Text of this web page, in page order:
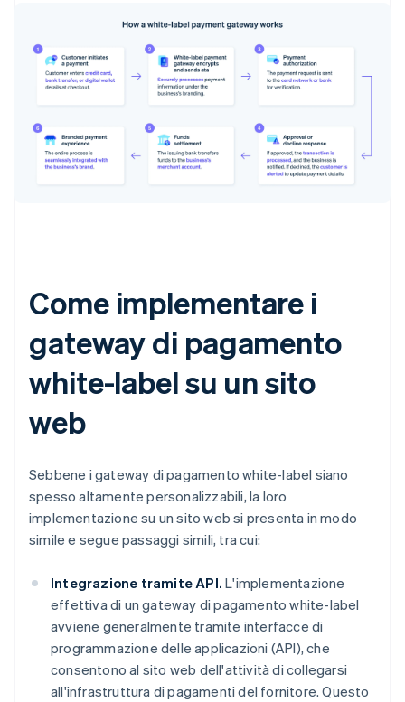
Come implementare i
gateway di pagamento
white-label su un sito
web
Sebbene i gateway di pagamento white-label siano
spesso altamente personalizzabili, la loro
implementazione su un sito web si presenta in modo
simile e segue passaggi simili, tra cui:
Integrazione tramite API. L'implementazione
effettiva di un gateway di pagamento white-label
avviene generalmente tramite interfacce di
programmazione delle applicazioni (API), che
consentono al sito web dell'attività di collegarsi
all'infrastruttura di pagamenti del fornitore. Questo